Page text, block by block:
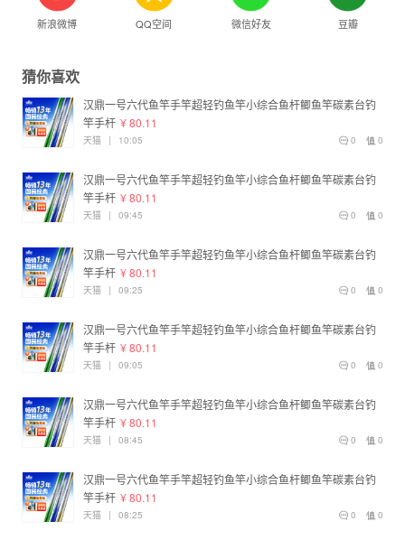
新浪微博 QQ空间 微信好友 豆瓣
猜你喜欢
汉鼎一号六代鱼竿手竿超轻钓鱼竿小综合鱼杆鲫鱼竿碳素台钓
竿手杆 ¥ 80.11
0
0
天猫 | 10:05
汉鼎一号六代鱼竿手竿超轻钓鱼竿小综合鱼杆鲫鱼竿碳素台钓
竿手杆 ¥ 80.11
0
0
天猫 | 09:45
汉鼎一号六代鱼竿手竿超轻钓鱼竿小综合鱼杆鲫鱼竿碳素台钓
竿手杆 ¥ 80.11
0
0
天猫 | 09:25
汉鼎一号六代鱼竿手竿超轻钓鱼竿小综合鱼杆鲫鱼竿碳素台钓
竿手杆 ¥ 80.11
0
0
天猫 | 09:05
汉鼎一号六代鱼竿手竿超轻钓鱼竿小综合鱼杆鲫鱼竿碳素台钓
竿手杆 ¥ 80.11
0
0
天猫 | 08:45
汉鼎一号六代鱼竿手竿超轻钓鱼竿小综合鱼杆鲫鱼竿碳素台钓
竿手杆 ¥ 80.11
0
0
天猫 | 08:25